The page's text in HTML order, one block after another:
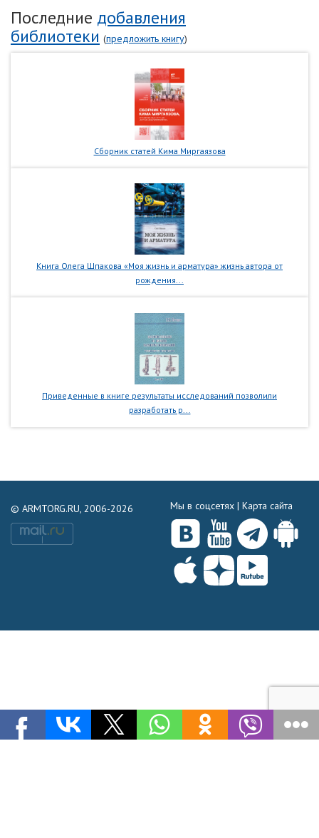
Последние добавления
библиотеки (предложить книгу)
Сборник статей Кима Миргаязова
Книга Олега Шпакова «Моя жизнь и арматура» жизнь автора от
рождения...
Приведенные в книге результаты исследований позволили
разработать р...
© ARMTORG.RU, 2006-2026 Мы в соцсетях | Карта сайта